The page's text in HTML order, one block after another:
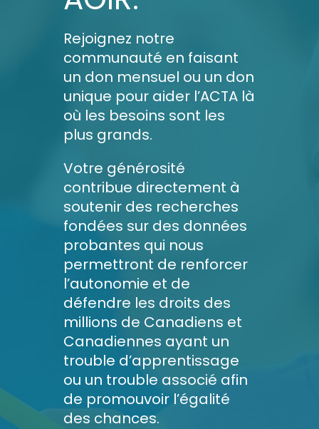
Rejoignez notre
communauté en faisant
un don mensuel ou un don
unique pour aider l’ACTA là
où les besoins sont les
plus grands.
Votre générosité
contribue directement à
soutenir des recherches
fondées sur des données
probantes qui nous
permettront de renforcer
l’autonomie et de
défendre les droits des
millions de Canadiens et
Canadiennes ayant un
trouble d’apprentissage
ou un trouble associé afin
de promouvoir l’égalité
des chances.